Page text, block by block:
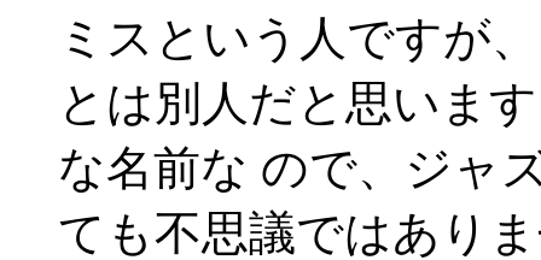
ミスという人ですが
とは別人だと思いま
な名前な ので、ジャ
ても不思議ではあり